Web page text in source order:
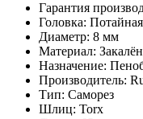
Гарантия
Головка: Потайная
Диаметр: 8 мм
Материал:
Назначение:
Производитель:
Тип: Саморез
Шлиц: Torx